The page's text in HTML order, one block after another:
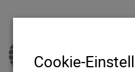
Cookie-